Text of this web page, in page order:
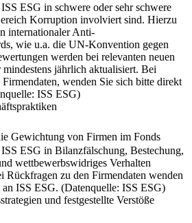
ESG in schwere oder sehr schwere
Korruption involviert sind. Hierzu
internationaler Anti-
wie u.a. die UN-Konvention gegen
werden bei relevanten neuen
jährlich aktualisiert. Bei
wenden Sie sich bitte direkt
ISS ESG)
Gewichtung von Firmen im Fonds
ESG in Bilanzfälschung, Bestechung,
wettbewerbswidriges Verhalten
Rückfragen zu den Firmendaten wenden
ISS ESG. (Datenquelle: ISS ESG)
und festgestellte Verstöße